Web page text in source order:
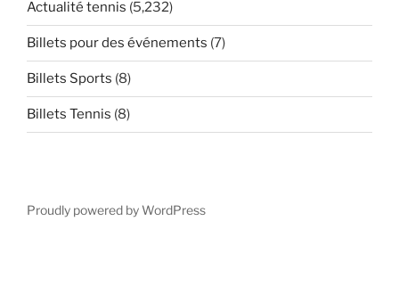
Actualité tennis (5,232)
Billets pour des événements (7)
Billets Sports (8)
Billets Tennis (8)
Proudly powered by WordPress